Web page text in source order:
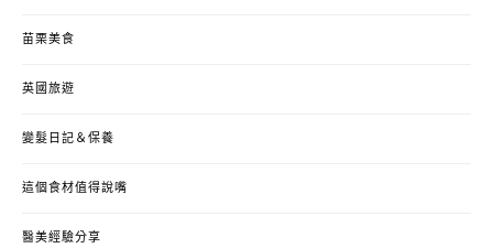
苗栗美食
英國旅遊
變髮日記＆保養
這個食材值得說嘴
醫美經驗分享